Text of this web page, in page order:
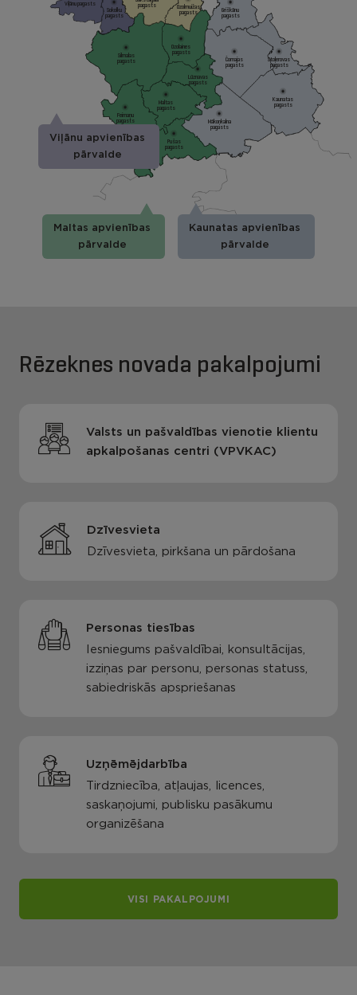
Maltas apvienības
pārvalde
Kaunatas apvienības
pārvalde
Viļānu apvienības
pārvalde
pagasts Ozolmuižas
pagasts
Silmalas
pagasts
Feimaņu
pagasts
Pušas
pagasts
Maltas
pagasts
Lūznavas
pagasts
Ozolaines
pagasts
Griškānu
pagasts
Čornajas
pagasts
Mākoņkalna
pagasts
Kaunatas
pagasts
Stoļerovas
pagasts
Sokolku
pagasts
Viļānu pagasts
Rēzeknes novada pakalpojumi
Valsts un pašvaldības vienotie klientu
apkalpošanas centri (VPVKAC)
Dzīvesvieta
Dzīvesvieta, pirkšana un pārdošana
Personas tiesības
Iesniegums pašvaldībai, konsultācijas,
izziņas par personu, personas statuss,
sabiedriskās apspriešanas
Uzņēmējdarbība
Tirdzniecība, atļaujas, licences,
saskaņojumi, publisku pasākumu
organizēšana
VISI PAKALPOJUMI